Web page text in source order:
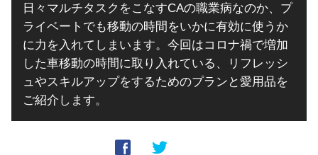
日々マルチタスクをこなすCAの職業病なのか、プ
ライベートでも移動の時間をいかに有効に使うか
に力を入れてしまいます。今回はコロナ禍で増加
した車移動の時間に取り入れている、リフレッシ
ュやスキルアップをするためのプランと愛用品を
ご紹介します。